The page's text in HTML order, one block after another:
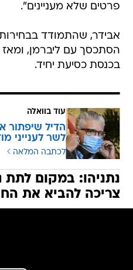
פרטים שלא מעניינים".
אבידר, שהתמודד
הסתכסך עם ליברמן,
בכנסת כסיעת יחיד.
עוד בוואלה
הדיל שיפתור
לשר לענייני
לכתבה המלאה
נתניהו: במקום
צריכה להביא את